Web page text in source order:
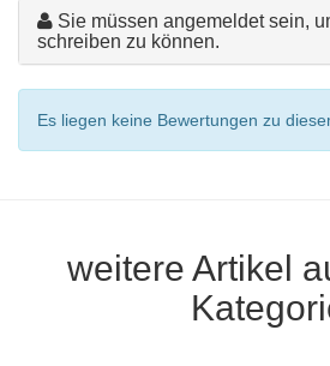
Sie müssen angemeldet sein,
schreiben zu können.
Es liegen keine Bewertungen zu
weitere Artikel